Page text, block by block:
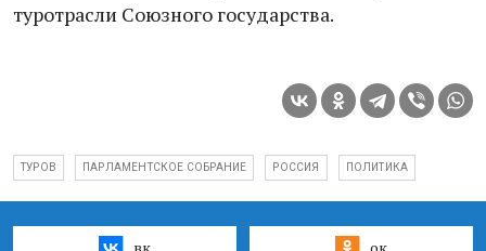
туротрасли Союзного государства.
ТУРОВ ПАРЛАМЕНТСКОЕ СОБРАНИЕ РОССИЯ ПОЛИТИКА